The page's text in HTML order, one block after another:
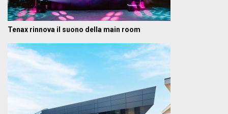
Tenax rinnova il suono della main room